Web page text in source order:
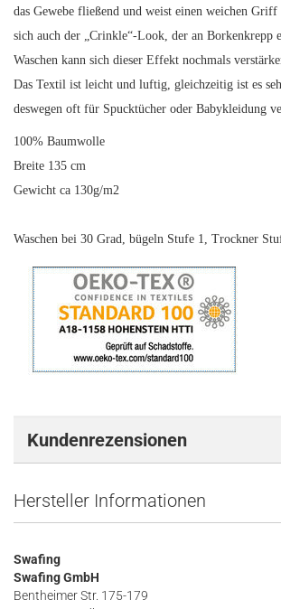
das Gewebe fließend und weist einen weichen
sich auch der „Crinkle“-Look, der an Borkenkrepp
Waschen kann sich dieser Effekt nochmals
Das Textil ist leicht und luftig, gleichzeitig ist es
deswegen oft für Spucktücher oder Babykleidung
100% Baumwolle
Breite 135 cm
Gewicht ca 130g/m2
Waschen bei 30 Grad, bügeln Stufe 1, Trockner
Kundenrezensionen
Hersteller Informationen
Swafing
Swafing GmbH
Bentheimer Str. 175-179